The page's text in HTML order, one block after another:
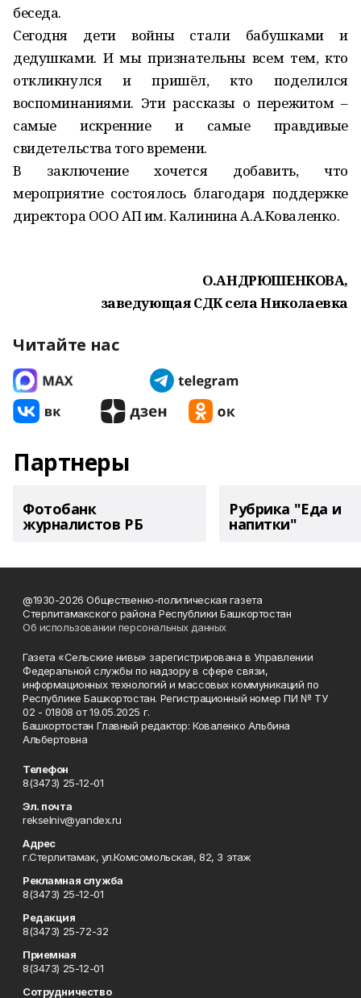
беседа.
Сегодня дети войны стали бабушками и
дедушками. И мы признательны всем тем, кто
откликнулся и пришёл, кто поделился
воспоминаниями. Эти рассказы о пережитом –
самые искренние и самые правдивые
свидетельства того времени.
В заключение хочется добавить, что
мероприятие состоялось благодаря поддержке
директора ООО АП им. Калинина А.А.Коваленко.
О.АНДРЮШЕНКОВА,
заведующая СДК села Николаевка
Читайте нас
Партнеры
Фотобанк
журналистов РБ
Рубрика "Еда и
напитки"
@1930-2026 Общественно-политическая газета
Стерлитамакского района Республики Башкортостан
Об использовании персональных данных
Газета «Сельские нивы» зарегистрирована в Управлении
Федеральной службы по надзору в сфере связи,
информационных технологий и массовых коммуникаций по
Республике Башкортостан. Регистрационный номер ПИ № ТУ
02 - 01808 от 19.05.2025 г.
Башкортостан Главный редактор: Коваленко Альбина
Альбертовна
Телефон
8(3473) 25-12-01
Эл. почта
rekselniv@yandex.ru
Адрес
г.Стерлитамак, ул.Комсомольская, 82, 3 этаж
Рекламная служба
8(3473) 25-12-01
Редакция
8(3473) 25-72-32
Приемная
8(3473) 25-12-01
Сотрудничество